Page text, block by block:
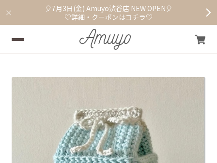
🎈7月3日(金) Amuyo渋谷店 NEW OPEN🎈
♡詳細・クーポンはコチラ♡